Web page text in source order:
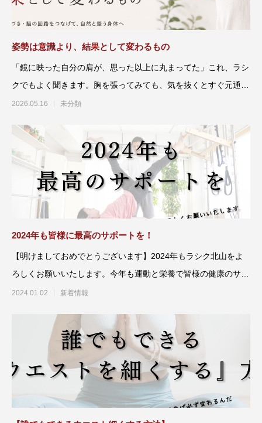
姿勢は意識より、結果として変わるもの
「鏡に映った自分の肩が、思った以上に丸まってた」これ、ラシ
クでもよく聞きます。胸を張ってみても、気を抜くとすぐ元通
り。「や
2026.05.16 未分類
2024年も皆様に最高のサポートを！
【明けましておめでとうございます】2024年もラシク北山をよ
ろしくお願いいたします。今年も運動と栄養で皆様の健康のサポ
ートを
2024.01.02 新着情報